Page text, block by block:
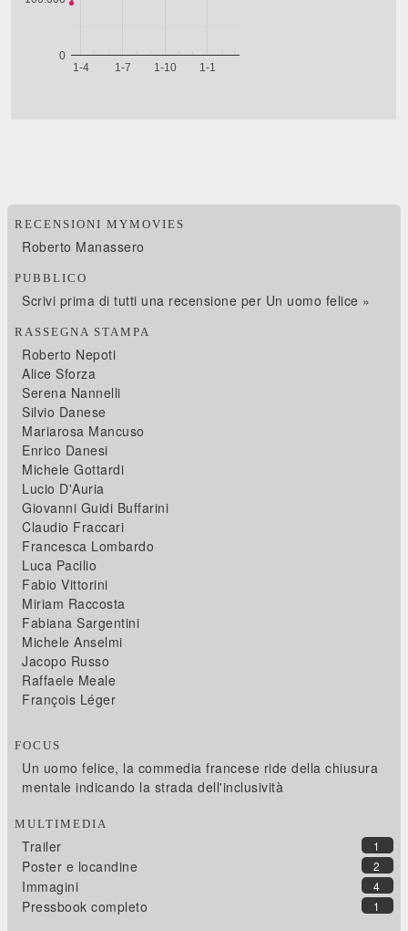
RECENSIONI MYMOVIES
Roberto Manassero
PUBBLICO
Scrivi prima di tutti una recensione per Un uomo felice »
RASSEGNA STAMPA
Roberto Nepoti
Alice Sforza
Serena Nannelli
Silvio Danese
Mariarosa Mancuso
Enrico Danesi
Michele Gottardi
Lucio D'Auria
Giovanni Guidi Buffarini
Claudio Fraccari
Francesca Lombardo
Luca Pacilio
Fabio Vittorini
Miriam Raccosta
Fabiana Sargentini
Michele Anselmi
Jacopo Russo
Raffaele Meale
François Léger
FOCUS
Un uomo felice, la commedia francese ride della chiusura
mentale indicando la strada dell'inclusività
MULTIMEDIA
1
Trailer
2
Poster e locandine
4
Immagini
1
Pressbook completo